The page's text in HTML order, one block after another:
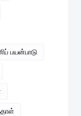
பயன்பாடு